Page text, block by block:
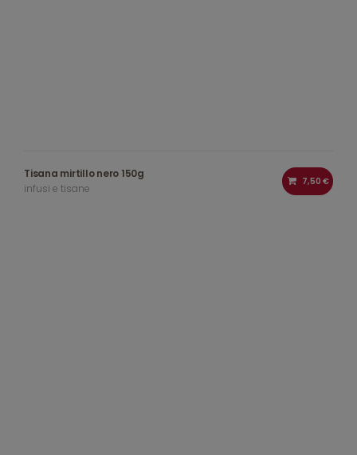
Tisana mirtillo nero 150g
infusi e tisane
7,50 €